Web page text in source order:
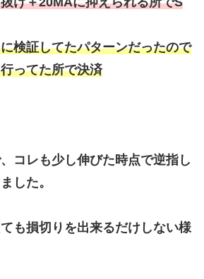
検証してたパターンだったので
ってた所で決済
コレも少し伸びた時点で逆指し
した。
も損切りを出来るだけしない様